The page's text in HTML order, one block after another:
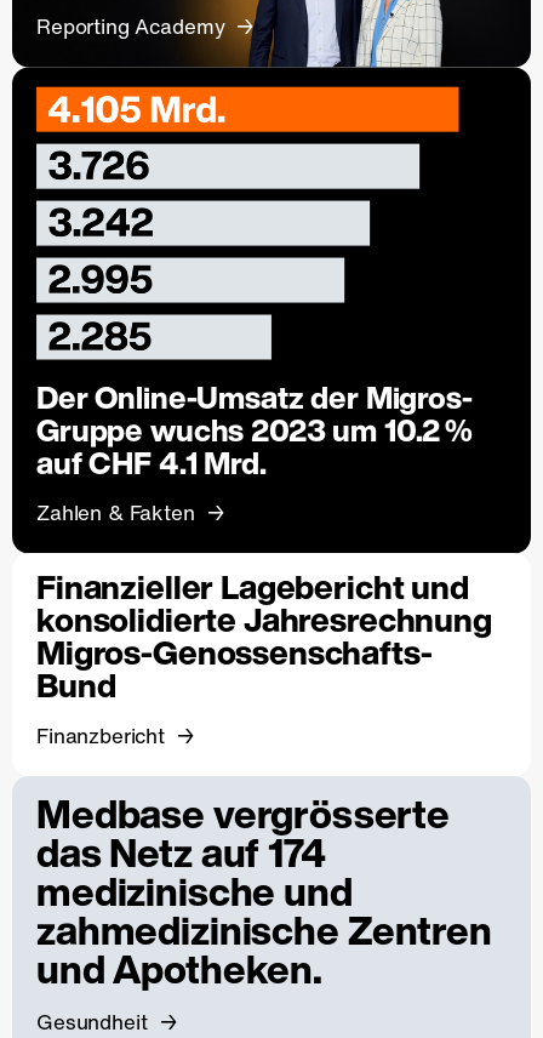
Reporting Academy
Der Online-Umsatz der Migros-
Gruppe wuchs 2023 um 10.2 %
auf CHF 4.1 Mrd.
Zahlen & Fakten
Finanzieller Lagebericht und
konsolidierte Jahresrechnung
Migros-Genossenschafts-
Bund
Finanzbericht
Medbase vergrösserte
das Netz auf 174
medizinische und
zahmedizinische Zentren
und Apotheken.
Gesundheit